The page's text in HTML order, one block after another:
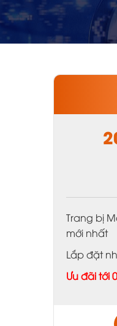
Trang bị
mới nhất
Lắp đặt
Ưu đãi tới